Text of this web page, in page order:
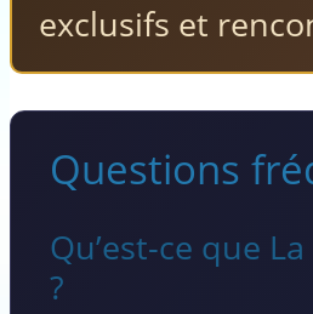
exclusifs et
Questions
Qu’est-ce que
?